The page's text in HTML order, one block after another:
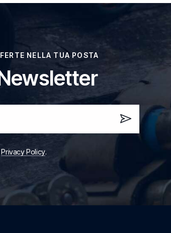
NELLA TUA POSTA
Iscrivi
Privacy Policy.